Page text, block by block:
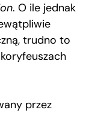
. O ile jednak
trudno to
przez